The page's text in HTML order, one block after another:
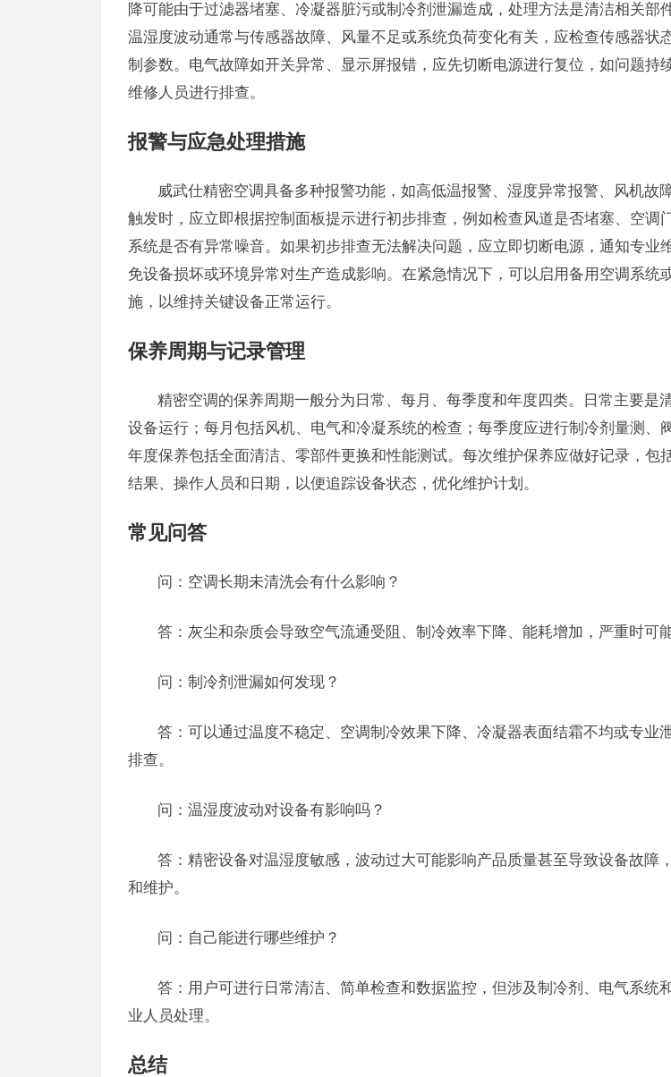
降可能由于过滤器堵塞、冷凝器脏污或制冷剂泄漏造成，处理方法是清洁相关部
温湿度波动通常与传感器故障、风量不足或系统负荷变化有关，应检查传感器状
制参数。电气故障如开关异常、显示屏报错，应先切断电源进行复位，如问题持
维修人员进行排查。
报警与应急处理措施
威武仕精密空调具备多种报警功能，如高低温报警、湿度异常报警、风机故
触发时，应立即根据控制面板提示进行初步排查，例如检查风道是否堵塞、空调
系统是否有异常噪音。如果初步排查无法解决问题，应立即切断电源，通知专业
免设备损坏或环境异常对生产造成影响。在紧急情况下，可以启用备用空调系统
施，以维持关键设备正常运行。
保养周期与记录管理
精密空调的保养周期一般分为日常、每月、每季度和年度四类。日常主要是
设备运行；每月包括风机、电气和冷凝系统的检查；每季度应进行制冷剂量测、
年度保养包括全面清洁、零部件更换和性能测试。每次维护保养应做好记录，包
结果、操作人员和日期，以便追踪设备状态，优化维护计划。
常见问答
问：空调长期未清洗会有什么影响？
答：灰尘和杂质会导致空气流通受阻、制冷效率下降、能耗增加，严重时可
问：制冷剂泄漏如何发现？
答：可以通过温度不稳定、空调制冷效果下降、冷凝器表面结霜不均或专业
排查。
问：温湿度波动对设备有影响吗？
答：精密设备对温湿度敏感，波动过大可能影响产品质量甚至导致设备故障
和维护。
问：自己能进行哪些维护？
答：用户可进行日常清洁、简单检查和数据监控，但涉及制冷剂、电气系统
业人员处理。
总结